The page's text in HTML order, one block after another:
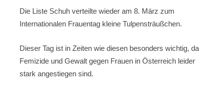
Die Liste Schuh verteilte wieder am 8. März zum
Internationalen Frauentag kleine Tulpensträußchen.
Dieser Tag ist in Zeiten wie diesen besonders wichtig, da
Femizide und Gewalt gegen Frauen in Österreich leider
stark angestiegen sind.